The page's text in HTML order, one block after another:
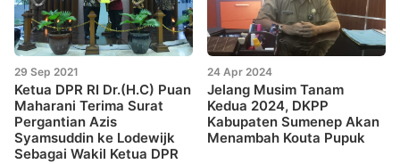
29 Sep 2021
Ketua DPR RI Dr.(H.C) Puan
Maharani Terima Surat
Pergantian Azis
Syamsuddin ke Lodewijk
Sebagai Wakil Ketua DPR
24 Apr 2024
Jelang Musim Tanam
Kedua 2024, DKPP
Kabupaten Sumenep Akan
Menambah Kouta Pupuk